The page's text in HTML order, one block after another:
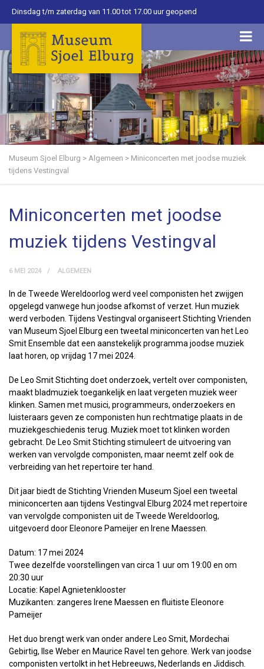
Dinsdag t/m zaterdag van 11.00 tot 17.00 uur geopend
Museum Sjoel Elburg > Algemeen > Miniconcerten met joodse muziek
tijdens Vestingval
Miniconcerten met joodse
muziek tijdens Vestingval
6 MEI 2024 ALGEMEEN
In de Tweede Wereldoorlog werd veel componisten het zwijgen
opgelegd vanwege hun joodse afkomst of verzet. Hun muziek
werd verboden. Tijdens Vestingval organiseert Stichting Vrienden
van Museum Sjoel Elburg een tweetal miniconcerten van het Leo
Smit Ensemble dat een aanstekelijk programma joodse muziek
laat horen, op vrijdag 17 mei 2024.
De Leo Smit Stichting doet onderzoek, vertelt over componisten,
maakt bladmuziek toegankelijk en laat vergeten muziek weer
klinken. Samen met musici, programmeurs, onderzoekers en
luisteraars geven ze componisten hun rechtmatige plaats in de
muziekgeschiedenis terug. Muziek moet tot klinken worden
gebracht. De Leo Smit Stichting stimuleert de uitvoering van
werken van vervolgde componisten, maar neemt zelf ook de
verbreiding van het repertoire ter hand.
Dit jaar biedt de Stichting Vrienden Museum Sjoel een tweetal
miniconcerten aan tijdens Vestingval Elburg 2024 met repertoire
van vervolgde componisten uit de Tweede Wereldoorlog,
uitgevoerd door Eleonore Pameijer en Irene Maessen.
Datum: 17 mei 2024
Twee dezelfde voorstellingen van circa 1 uur om 19:00 en om
20:30 uur
Locatie: Kapel Agnietenklooster
Muzikanten: zangeres Irene Maessen en fluitiste Eleonore
Pameijer
Het duo brengt werk van onder andere Leo Smit, Mordechai
Gebirtig, Ilse Weber en Maurice Ravel ten gehore. Werk van joodse
componisten vertolkt in het Hebreeuws, Nederlands en Jiddisch.